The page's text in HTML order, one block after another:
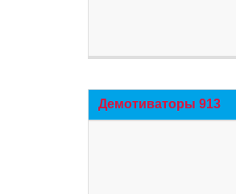
Демотиваторы 913